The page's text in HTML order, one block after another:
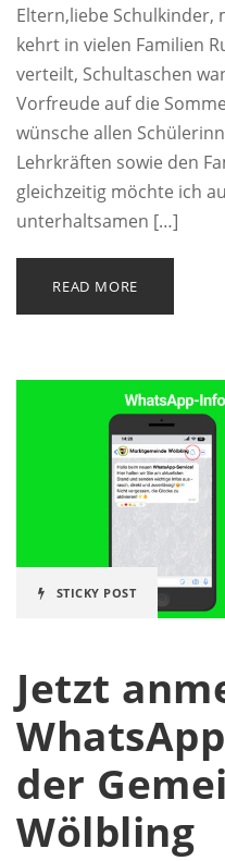
Eltern,liebe Schulkinder,
kehrt in vielen Familien
verteilt, Schultaschen
Vorfreude auf die
wünsche allen
Lehrkräften sowie den
gleichzeitig möchte ich
unterhaltsamen […]
READ MORE
STICKY POST
Jetzt
der
Wölbling